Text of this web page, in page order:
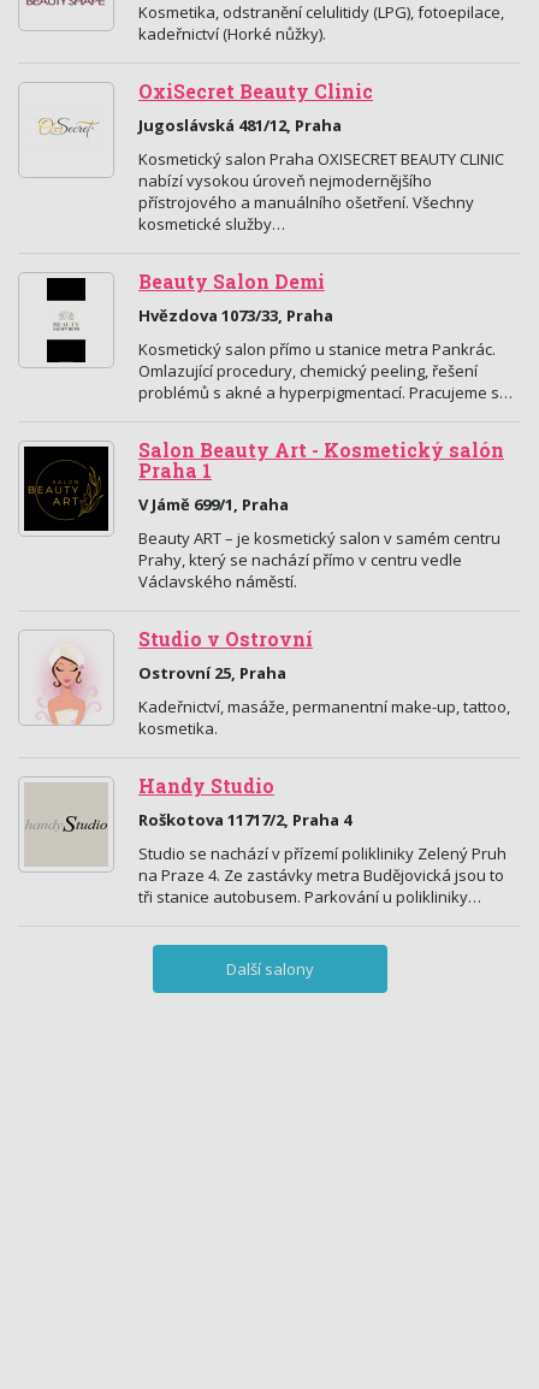
Kosmetika, odstranění celulitidy (LPG), fotoepilace,
kadeřnictví (Horké nůžky).
OxiSecret Beauty Clinic
Jugoslávská 481/12, Praha
Kosmetický salon Praha OXISECRET BEAUTY CLINIC
nabízí vysokou úroveň nejmodernějšího
přístrojového a manuálního ošetření. Všechny
kosmetické služby…
Beauty Salon Demi
Hvězdova 1073/33, Praha
Kosmetický salon přímo u stanice metra Pankrác.
Omlazující procedury, chemický peeling, řešení
problémů s akné a hyperpigmentací. Pracujeme s…
Salon Beauty Art - Kosmetický salón
Praha 1
V Jámě 699/1, Praha
Beauty ART – je kosmetický salon v samém centru
Prahy, který se nachází přímo v centru vedle
Václavského náměstí.
Studio v Ostrovní
Ostrovní 25, Praha
Kadeřnictví, masáže, permanentní make-up, tattoo,
kosmetika.
Handy Studio
Roškotova 11717/2, Praha 4
Studio se nachází v přízemí polikliniky Zelený Pruh
na Praze 4. Ze zastávky metra Budějovická jsou to
tři stanice autobusem. Parkování u polikliniky…
Další salony